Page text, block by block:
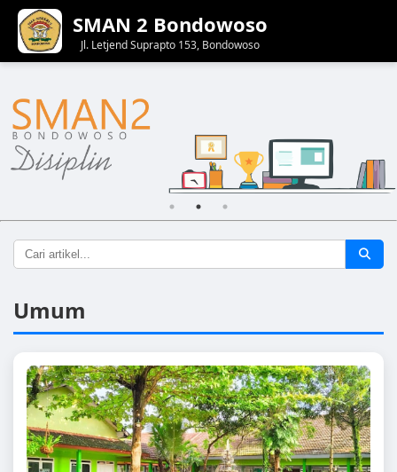
SMAN 2 Bondowoso
Jl. Letjend Suprapto 153, Bondowoso
Umum